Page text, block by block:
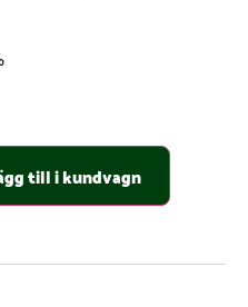
till i kundvagn